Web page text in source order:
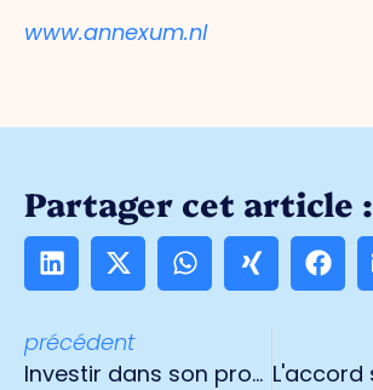
www.annexum.nl
Partager cet article :
précédent
Investir dans son propre personnel : une solution à la pénurie de personnel